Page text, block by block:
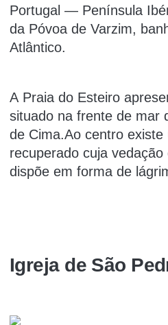
Portugal — Península
da Póvoa de Varzim,
Atlântico.
A Praia do Esteiro
situado na frente de mar
de Cima.Ao centro
recuperado cuja
dispõe em forma de
Igreja de São